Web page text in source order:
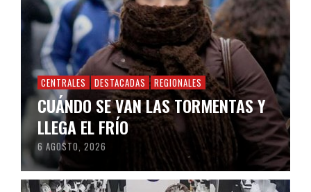
CENTRALES DESTACADAS REGIONALES
CUÁNDO SE VAN LAS TORMENTAS Y
LLEGA EL FRÍO
6 AGOSTO, 2026